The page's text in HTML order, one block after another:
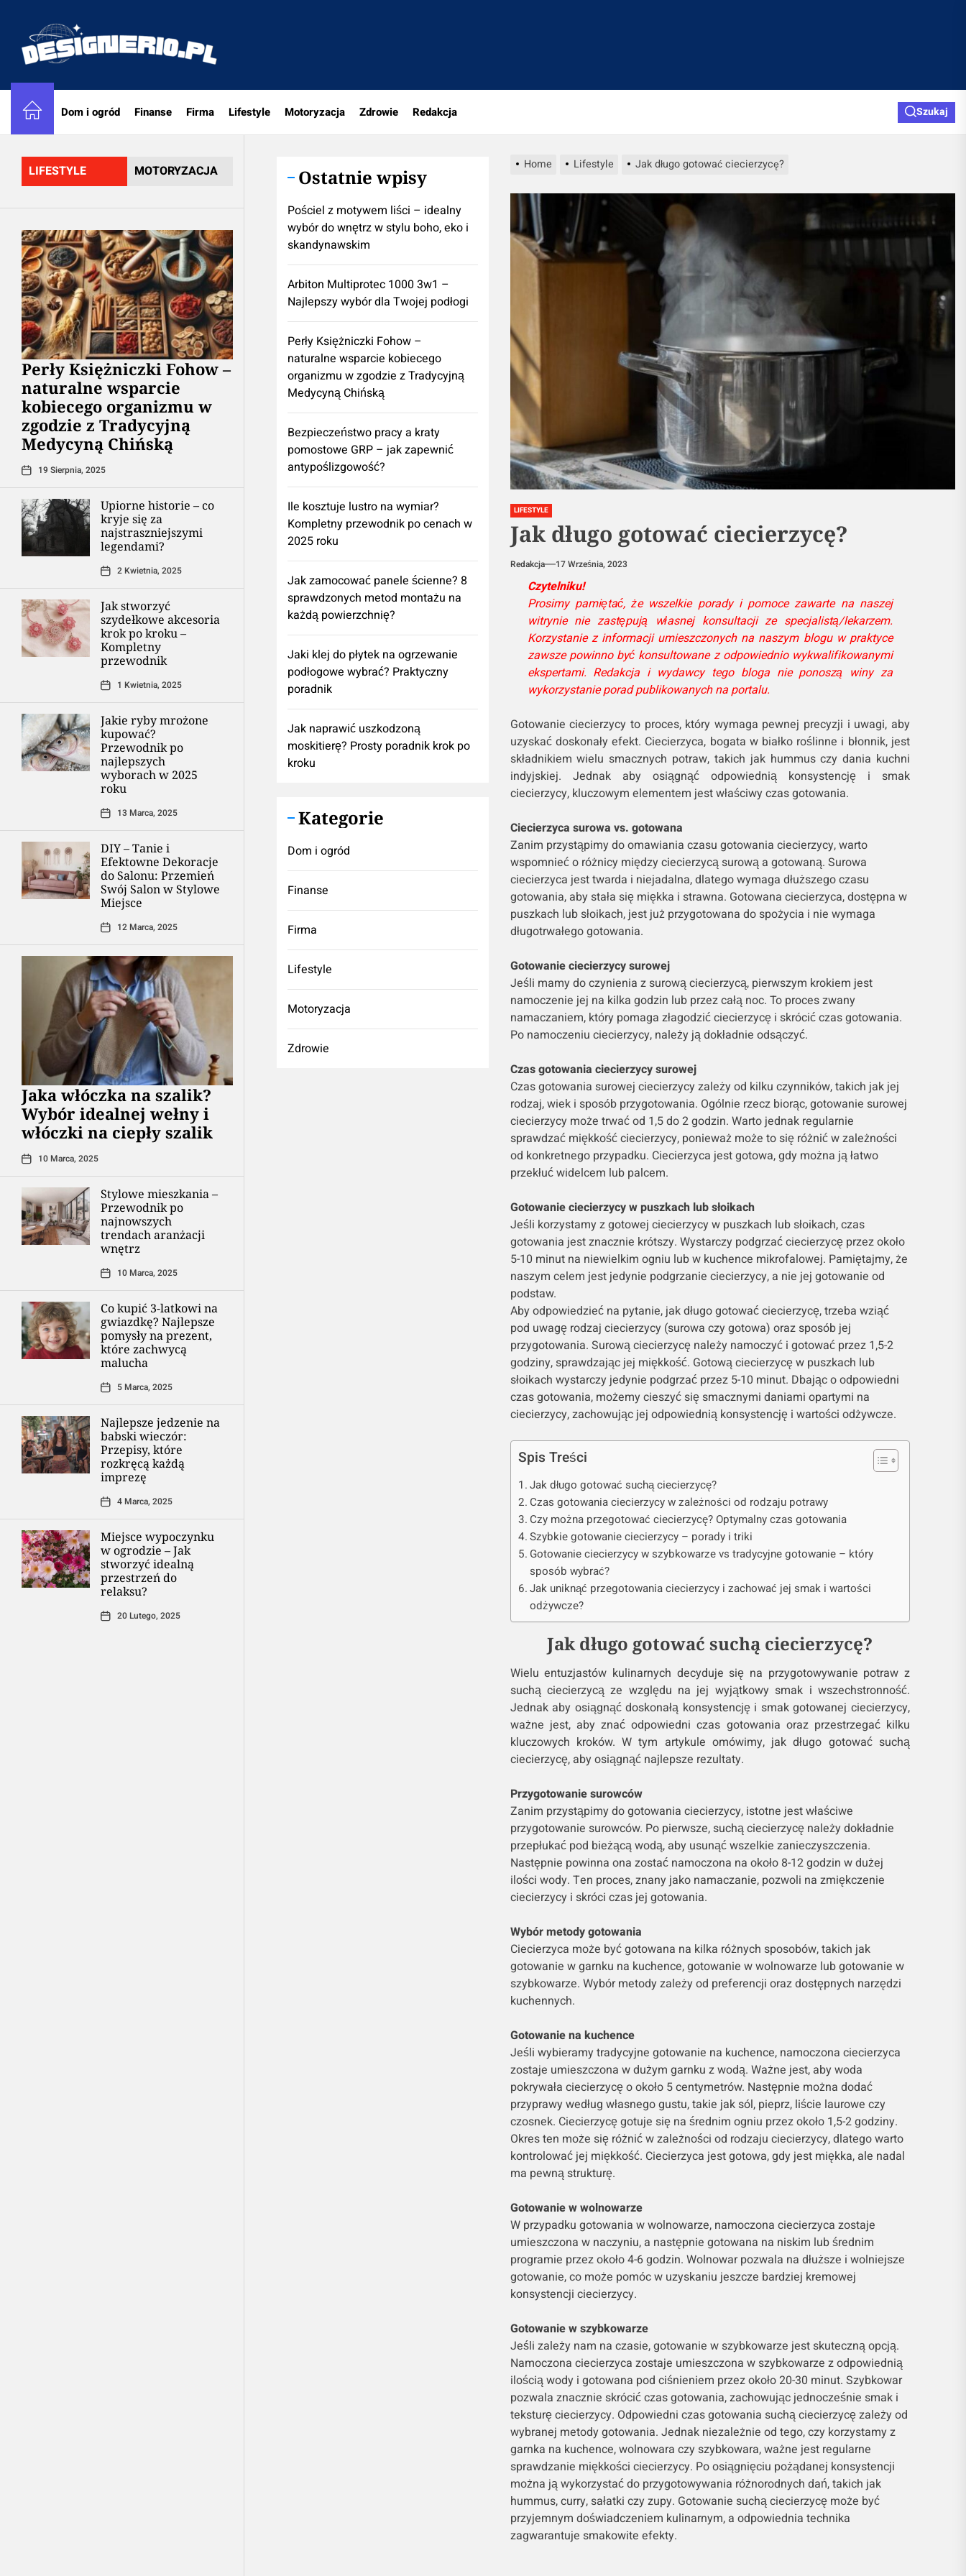
content
Dom i ogród Finanse Firma Lifestyle Motoryzacja Zdrowie Redakcja Szukaj
LIFESTYLE MOTORYZACJA
Perły Księżniczki Fohow –
naturalne wsparcie
kobiecego organizmu w
zgodzie z Tradycyjną
Medycyną Chińską
19 Sierpnia, 2025
Upiorne historie – co
kryje się za
najstraszniejszymi
legendami?
2 Kwietnia, 2025
Jak stworzyć
szydełkowe akcesoria
krok po kroku –
Kompletny
przewodnik
1 Kwietnia, 2025
Jakie ryby mrożone
kupować?
Przewodnik po
najlepszych
wyborach w 2025
roku
13 Marca, 2025
DIY – Tanie i
Efektowne Dekoracje
do Salonu: Przemień
Swój Salon w Stylowe
Miejsce
12 Marca, 2025
Jaka włóczka na szalik?
Wybór idealnej wełny i
włóczki na ciepły szalik
10 Marca, 2025
Stylowe mieszkania –
Przewodnik po
najnowszych
trendach aranżacji
wnętrz
10 Marca, 2025
Co kupić 3-latkowi na
gwiazdkę? Najlepsze
pomysły na prezent,
które zachwycą
malucha
5 Marca, 2025
Najlepsze jedzenie na
babski wieczór:
Przepisy, które
rozkręcą każdą
imprezę
4 Marca, 2025
Miejsce wypoczynku
w ogrodzie – Jak
stworzyć idealną
przestrzeń do
relaksu?
20 Lutego, 2025
Home Lifestyle Jak długo gotować ciecierzycę?
LIFESTYLE
Jak długo gotować ciecierzycę?
Redakcja 17 Września, 2023
Czytelniku!
Prosimy pamiętać, że wszelkie porady i pomoce zawarte na naszej
witrynie nie zastępują własnej konsultacji ze specjalistą/lekarzem.
Korzystanie z informacji umieszczonych na naszym blogu w praktyce
zawsze powinno być konsultowane z odpowiednio wykwalifikowanymi
ekspertami. Redakcja i wydawcy tego bloga nie ponoszą winy za
wykorzystanie porad publikowanych na portalu.
Gotowanie ciecierzycy to proces, który wymaga pewnej precyzji i uwagi, aby
uzyskać doskonały efekt. Ciecierzyca, bogata w białko roślinne i błonnik, jest
składnikiem wielu smacznych potraw, takich jak hummus czy dania kuchni
indyjskiej. Jednak aby osiągnąć odpowiednią konsystencję i smak
ciecierzycy, kluczowym elementem jest właściwy czas gotowania.
Ciecierzyca surowa vs. gotowana
Zanim przystąpimy do omawiania czasu gotowania ciecierzycy, warto
wspomnieć o różnicy między ciecierzycą surową a gotowaną. Surowa
ciecierzyca jest twarda i niejadalna, dlatego wymaga dłuższego czasu
gotowania, aby stała się miękka i strawna. Gotowana ciecierzyca, dostępna w
puszkach lub słoikach, jest już przygotowana do spożycia i nie wymaga
długotrwałego gotowania.
Gotowanie ciecierzycy surowej
Jeśli mamy do czynienia z surową ciecierzycą, pierwszym krokiem jest
namoczenie jej na kilka godzin lub przez całą noc. To proces zwany
namaczaniem, który pomaga złagodzić ciecierzycę i skrócić czas gotowania.
Po namoczeniu ciecierzycy, należy ją dokładnie odsączyć.
Czas gotowania ciecierzycy surowej
Czas gotowania surowej ciecierzycy zależy od kilku czynników, takich jak jej
rodzaj, wiek i sposób przygotowania. Ogólnie rzecz biorąc, gotowanie surowej
ciecierzycy może trwać od 1,5 do 2 godzin. Warto jednak regularnie
sprawdzać miękkość ciecierzycy, ponieważ może to się różnić w zależności
od konkretnego przypadku. Ciecierzyca jest gotowa, gdy można ją łatwo
przekłuć widelcem lub palcem.
Gotowanie ciecierzycy w puszkach lub słoikach
Jeśli korzystamy z gotowej ciecierzycy w puszkach lub słoikach, czas
gotowania jest znacznie krótszy. Wystarczy podgrzać ciecierzycę przez około
5-10 minut na niewielkim ogniu lub w kuchence mikrofalowej. Pamiętajmy, że
naszym celem jest jedynie podgrzanie ciecierzycy, a nie jej gotowanie od
podstaw.
Aby odpowiedzieć na pytanie, jak długo gotować ciecierzycę, trzeba wziąć
pod uwagę rodzaj ciecierzycy (surowa czy gotowa) oraz sposób jej
przygotowania. Surową ciecierzycę należy namoczyć i gotować przez 1,5-2
godziny, sprawdzając jej miękkość. Gotową ciecierzycę w puszkach lub
słoikach wystarczy jedynie podgrzać przez 5-10 minut. Dbając o odpowiedni
czas gotowania, możemy cieszyć się smacznymi daniami opartymi na
ciecierzycy, zachowując jej odpowiednią konsystencję i wartości odżywcze.
Spis Treści
Jak długo gotować suchą ciecierzycę?
Czas gotowania ciecierzycy w zależności od rodzaju potrawy
Czy można przegotować ciecierzycę? Optymalny czas gotowania
Szybkie gotowanie ciecierzycy – porady i triki
Gotowanie ciecierzycy w szybkowarze vs tradycyjne gotowanie – który
sposób wybrać?
Jak uniknąć przegotowania ciecierzycy i zachować jej smak i wartości
odżywcze?
Jak długo gotować suchą ciecierzycę?
Wielu entuzjastów kulinarnych decyduje się na przygotowywanie potraw z
suchą ciecierzycą ze względu na jej wyjątkowy smak i wszechstronność.
Jednak aby osiągnąć doskonałą konsystencję i smak gotowanej ciecierzycy,
ważne jest, aby znać odpowiedni czas gotowania oraz przestrzegać kilku
kluczowych kroków. W tym artykule omówimy, jak długo gotować suchą
ciecierzycę, aby osiągnąć najlepsze rezultaty.
Przygotowanie surowców
Zanim przystąpimy do gotowania ciecierzycy, istotne jest właściwe
przygotowanie surowców. Po pierwsze, suchą ciecierzycę należy dokładnie
przepłukać pod bieżącą wodą, aby usunąć wszelkie zanieczyszczenia.
Następnie powinna ona zostać namoczona na około 8-12 godzin w dużej
ilości wody. Ten proces, znany jako namaczanie, pozwoli na zmiękczenie
ciecierzycy i skróci czas jej gotowania.
Wybór metody gotowania
Ciecierzyca może być gotowana na kilka różnych sposobów, takich jak
gotowanie w garnku na kuchence, gotowanie w wolnowarze lub gotowanie w
szybkowarze. Wybór metody zależy od preferencji oraz dostępnych narzędzi
kuchennych.
Gotowanie na kuchence
Jeśli wybieramy tradycyjne gotowanie na kuchence, namoczona ciecierzyca
zostaje umieszczona w dużym garnku z wodą. Ważne jest, aby woda
pokrywała ciecierzycę o około 5 centymetrów. Następnie można dodać
przyprawy według własnego gustu, takie jak sól, pieprz, liście laurowe czy
czosnek. Ciecierzycę gotuje się na średnim ogniu przez około 1,5-2 godziny.
Okres ten może się różnić w zależności od rodzaju ciecierzycy, dlatego warto
kontrolować jej miękkość. Ciecierzyca jest gotowa, gdy jest miękka, ale nadal
ma pewną strukturę.
Gotowanie w wolnowarze
W przypadku gotowania w wolnowarze, namoczona ciecierzyca zostaje
umieszczona w naczyniu, a następnie gotowana na niskim lub średnim
programie przez około 4-6 godzin. Wolnowar pozwala na dłuższe i wolniejsze
gotowanie, co może pomóc w uzyskaniu jeszcze bardziej kremowej
konsystencji ciecierzycy.
Gotowanie w szybkowarze
Jeśli zależy nam na czasie, gotowanie w szybkowarze jest skuteczną opcją.
Namoczona ciecierzyca zostaje umieszczona w szybkowarze z odpowiednią
ilością wody i gotowana pod ciśnieniem przez około 20-30 minut. Szybkowar
pozwala znacznie skrócić czas gotowania, zachowując jednocześnie smak i
teksturę ciecierzycy. Odpowiedni czas gotowania suchą ciecierzycę zależy od
wybranej metody gotowania. Jednak niezależnie od tego, czy korzystamy z
garnka na kuchence, wolnowara czy szybkowara, ważne jest regularne
sprawdzanie miękkości ciecierzycy. Po osiągnięciu pożądanej konsystencji
można ją wykorzystać do przygotowywania różnorodnych dań, takich jak
hummus, curry, sałatki czy zupy. Gotowanie suchą ciecierzycę może być
przyjemnym doświadczeniem kulinarnym, a odpowiednia technika
zagwarantuje smakowite efekty.
Ostatnie wpisy
Pościel z motywem liści – idealny
wybór do wnętrz w stylu boho, eko i
skandynawskim
Arbiton Multiprotec 1000 3w1 –
Najlepszy wybór dla Twojej podłogi
Perły Księżniczki Fohow –
naturalne wsparcie kobiecego
organizmu w zgodzie z Tradycyjną
Medycyną Chińską
Bezpieczeństwo pracy a kraty
pomostowe GRP – jak zapewnić
antypoślizgowość?
Ile kosztuje lustro na wymiar?
Kompletny przewodnik po cenach w
2025 roku
Jak zamocować panele ścienne? 8
sprawdzonych metod montażu na
każdą powierzchnię?
Jaki klej do płytek na ogrzewanie
podłogowe wybrać? Praktyczny
poradnik
Jak naprawić uszkodzoną
moskitierę? Prosty poradnik krok po
kroku
Kategorie
Dom i ogród
Finanse
Firma
Lifestyle
Motoryzacja
Zdrowie